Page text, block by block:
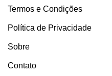
Termos e Condições
Política de Privacidade
Sobre
Contato